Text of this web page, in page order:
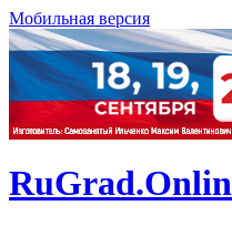
Мобильная версия